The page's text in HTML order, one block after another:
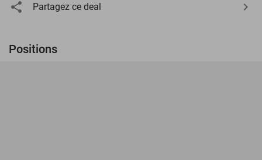
Partagez ce deal
Positions